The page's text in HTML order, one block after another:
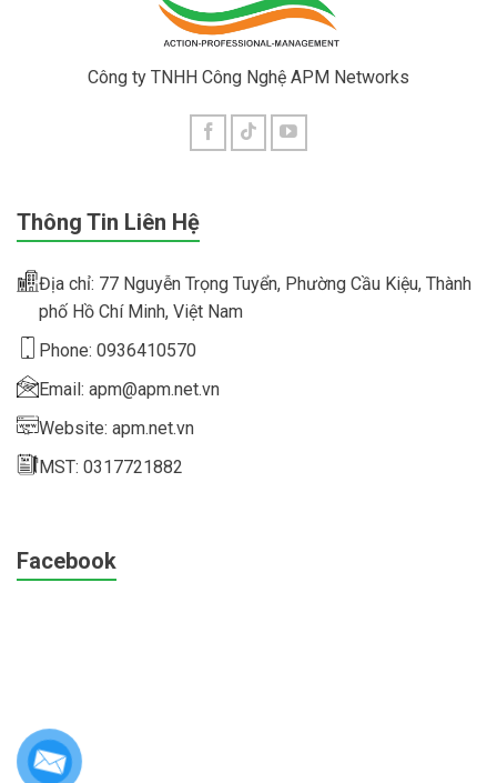
Công ty TNHH Công Nghệ APM Networks
Thông Tin Liên Hệ
Địa chỉ: 77 Nguyễn Trọng Tuyển, Phường Cầu Kiệu, Thành
phố Hồ Chí Minh, Việt Nam
Phone: 0936410570
Email: apm@apm.net.vn
Website: apm.net.vn
MST: 0317721882
Facebook